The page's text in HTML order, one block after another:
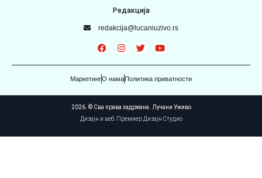
Редакција
redakcija@lucaniuzivo.rs
МаркетингО намаПолитика приватности
2026. © Сва права задржана. Лучани Уживо
Дизајн и веб: Премиер Дизајн Студио